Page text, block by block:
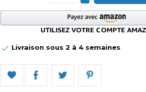
 Livraison sous 2 à 4 semaines